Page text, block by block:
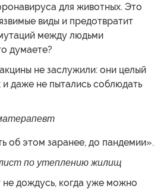
для животных. Это
виды и предотвратит
между людьми
думаете?
не заслужили: они целый
даже не пытались соблюдать
об этом заранее, до пандемии».
по утеплению жилищ
не дождусь, когда уже можно